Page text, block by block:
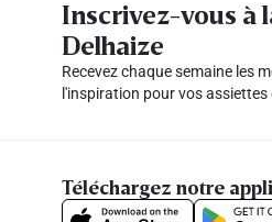
Inscrivez-vous à
Delhaize
Recevez chaque semaine les
l'inspiration pour vos
Téléchargez notre